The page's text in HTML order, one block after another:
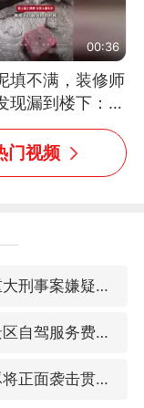
00:36
填不满，装修师
现漏到楼下：出
伸到外墙
门视频
河南重大刑事案嫌疑人落网
新疆景区自驾服务费改为按车收费
白海豚将正面袭击贯穿浙江